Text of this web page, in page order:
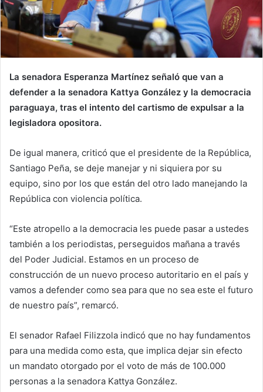
La senadora Esperanza Martínez señaló que van a
defender a la senadora Kattya González y la democracia
paraguaya, tras el intento del cartismo de expulsar a la
legisladora opositora.
De igual manera, criticó que el presidente de la República,
Santiago Peña, se deje manejar y ni siquiera por su
equipo, sino por los que están del otro lado manejando la
República con violencia política.
“Este atropello a la democracia les puede pasar a ustedes
también a los periodistas, perseguidos mañana a través
del Poder Judicial. Estamos en un proceso de
construcción de un nuevo proceso autoritario en el país y
vamos a defender como sea para que no sea este el futuro
de nuestro país”, remarcó.
El senador Rafael Filizzola indicó que no hay fundamentos
para una medida como esta, que implica dejar sin efecto
un mandato otorgado por el voto de más de 100.000
personas a la senadora Kattya González.